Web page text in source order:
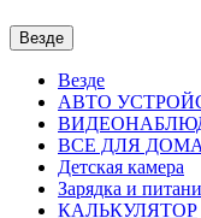
Везде
Везде
АВТО
ВСЕ ДЛЯ ДОМА
Детская камера
Зарядка и
КАЛЬКУЛЯТОР